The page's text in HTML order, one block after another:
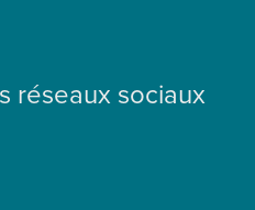
réseaux sociaux